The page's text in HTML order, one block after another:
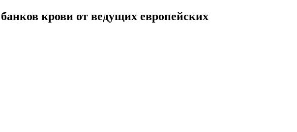
крови от ведущих европейских